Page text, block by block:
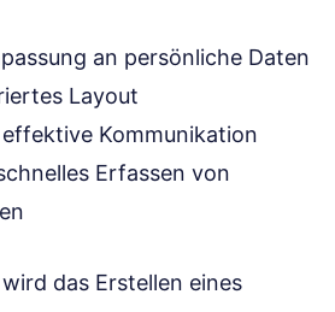
an persönliche Daten
Layout
Kommunikation
Erfassen von
das Erstellen eines